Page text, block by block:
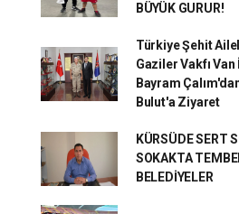
BÜYÜK GURUR!
Türkiye Şehit
Gaziler Vakfı Van
Bayram
Bulut'a Ziyaret
KÜRSÜDE SERT
SOKAKTA
BELEDİYELER